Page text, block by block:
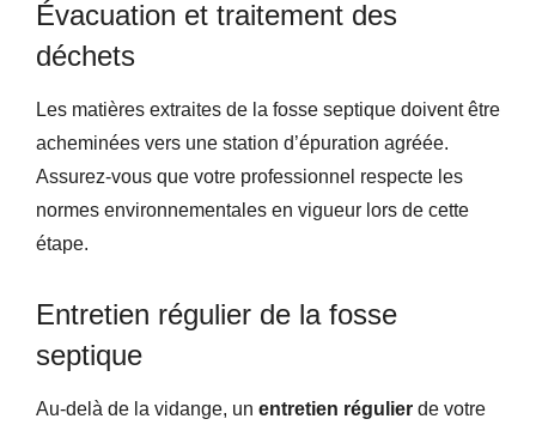
Évacuation et traitement des
déchets
Les matières extraites de la fosse septique doivent être
acheminées vers une station d’épuration agréée.
Assurez-vous que votre professionnel respecte les
normes environnementales en vigueur lors de cette
étape.
Entretien régulier de la fosse
septique
Au-delà de la vidange, un entretien régulier de votre